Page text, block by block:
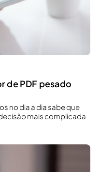
de PDF pesado
no dia a dia sabe que
mais complicada